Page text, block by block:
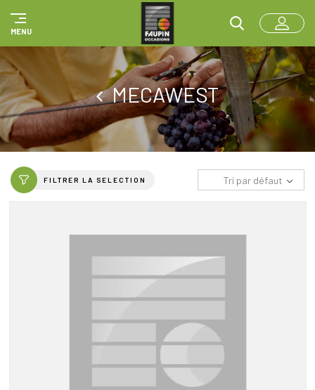
MENU
MECAWEST
FILTRER LA SELECTION Tri par défaut
Panneau de gestion des cookies